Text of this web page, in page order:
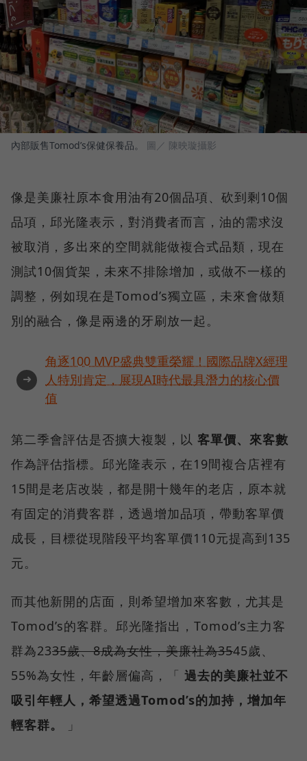
內部販售Tomod’s保健保養品。 圖／ 陳映璇攝影
像是美廉社原本食用油有20個品項、砍到剩10個
品項，邱光隆表示，對消費者而言，油的需求沒
被取消，多出來的空間就能做複合式品類，現在
測試10個貨架，未來不排除增加，或做不一樣的
調整，例如現在是Tomod’s獨立區，未來會做類
別的融合，像是兩邊的牙刷放一起。
➜
角逐100 MVP盛典雙重榮耀！國際品牌X經理
人特別肯定，展現AI時代最具潛力的核心價
值
第二季會評估是否擴大複製，以 客單價、來客數
作為評估指標。邱光隆表示，在19間複合店裡有
15間是老店改裝，都是開十幾年的老店，原本就
有固定的消費客群，透過增加品項，帶動客單價
成長，目標從現階段平均客單價110元提高到135
元。
而其他新開的店面，則希望增加來客數，尤其是
Tomod’s的客群。邱光隆指出，Tomod’s主力客
群為2335歲、8成為女性，美廉社為3545歲、
55%為女性，年齡層偏高，「 過去的美廉社並不
吸引年輕人，希望透過Tomod’s的加持，增加年
輕客群。
」